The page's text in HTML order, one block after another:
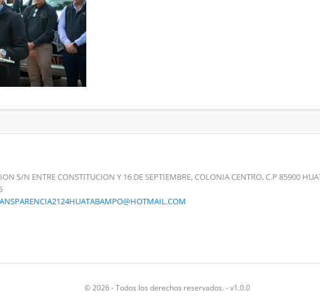
S/N ENTRE CONSTITUCION Y 16 DE SEPTIEMBRE, COLONIA CENTRO, C.P 85900
© 2026 - Todos los derechos reservados. - v1.0.0